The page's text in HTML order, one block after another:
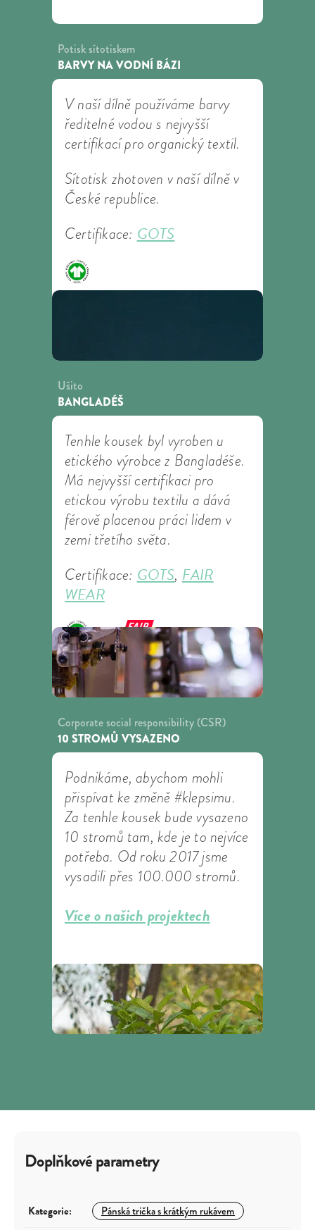
Potisk sítotiskem
BARVY NA VODNÍ BÁZI
V naší dílně používáme barvy
ředitelné vodou s nejvyšší
certifikací pro organický textil.
Sítotisk zhotoven v naší dílně v
České republice.
Certifikace: GOTS
Ušito
BANGLADÉŠ
Tenhle kousek byl vyroben u
etického výrobce z Bangladéše.
Má nejvyšší certifikaci pro
etickou výrobu textilu a dává
férově placenou práci lidem v
zemi třetího světa.
Certifikace: GOTS, FAIR
WEAR
Corporate social responsibility (CSR)
10 STROMŮ VYSAZENO
Podnikáme, abychom mohli
přispívat ke změně #klepsimu.
Za tenhle kousek bude vysazeno
10 stromů tam, kde je to nejvíce
potřeba. Od roku 2017 jsme
vysadili přes 100.000 stromů.
Více o našich projektech
Doplňkové parametry
Kategorie: Pánská trička s krátkým rukávem